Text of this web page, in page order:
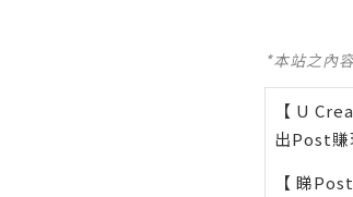
*本站之內
【 U
出Post賺
【 睇